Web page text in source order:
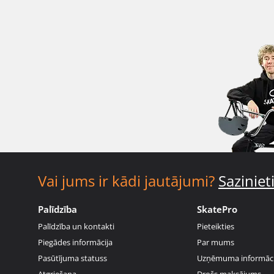
Vai jums ir kādi jautājumi?
Palīdzība
Palīdzība un kontakti
Piegādes informācija
Pasūtījuma statuss
SkatePro
Pieteikties
Par mums
Uzņēmuma